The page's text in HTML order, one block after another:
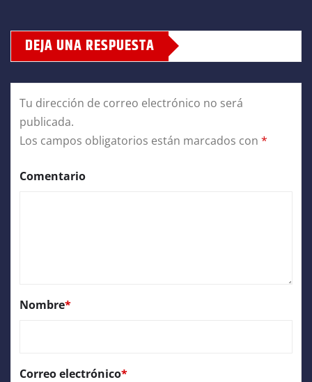
DEJA UNA RESPUESTA
Tu dirección de correo electrónico no será
publicada.
Los campos obligatorios están marcados con *
Comentario
Nombre*
Correo electrónico*